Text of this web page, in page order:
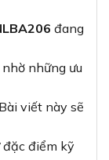
đang
những ưu
viết này sẽ
điểm kỹ